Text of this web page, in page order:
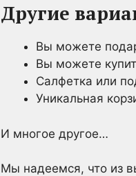
Другие
Вы можете
Вы можете
Салфетка или
Уникальная
И многое другое…
Мы надеемся, что из